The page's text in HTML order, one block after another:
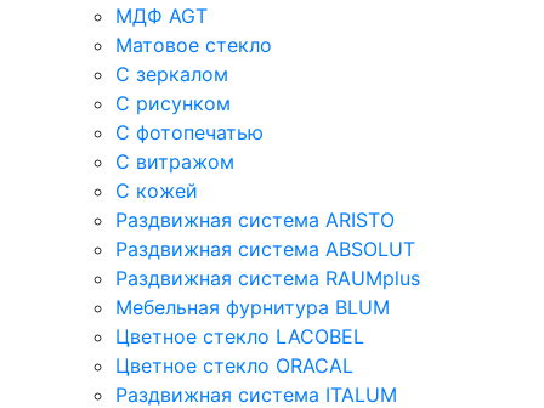
МДФ AGT
Матовое стекло
С зеркалом
С рисунком
С фотопечатью
С витражом
С кожей
Раздвижная система ARISTO
Раздвижная система ABSOLUT
Раздвижная система RAUMplus
Мебельная фурнитура BLUM
Цветное стекло LACOBEL
Цветное стекло ORACAL
Раздвижная система ITALUM